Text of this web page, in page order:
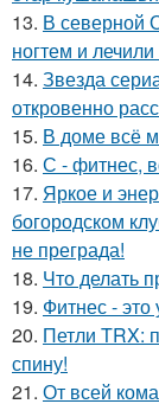
13. В северной
ногтем и
14. Звезда
откровенно
15. В доме всё
16. С - фитнес,
17. Яркое и
богородском
не преграда!
18. Что делать
19. Фитнес - это
20. Петли TRX:
спину!
21. От всей